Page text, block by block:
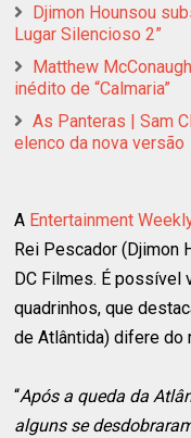
Djimon Hounsou
Lugar Silencioso 2”
Matthew
inédito de “Calmaria”
As Panteras | Sam
elenco da nova versão
A Entertainment
Rei Pescador (Djimon
DC Filmes. É possível
quadrinhos, que
de Atlântida) difere do
“Após a queda da
alguns se